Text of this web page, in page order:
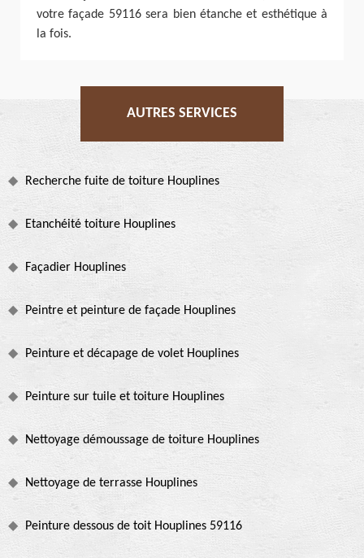
votre façade 59116 sera bien étanche et esthétique à
la fois.
AUTRES SERVICES
Recherche fuite de toiture Houplines
Etanchéité toiture Houplines
Façadier Houplines
Peintre et peinture de façade Houplines
Peinture et décapage de volet Houplines
Peinture sur tuile et toiture Houplines
Nettoyage démoussage de toiture Houplines
Nettoyage de terrasse Houplines
Peinture dessous de toit Houplines 59116